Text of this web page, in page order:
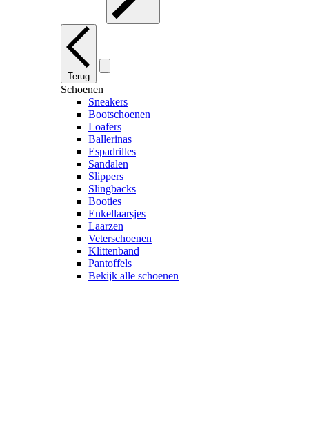
Terug
Schoenen
Sneakers
Bootschoenen
Loafers
Ballerinas
Espadrilles
Sandalen
Slippers
Slingbacks
Booties
Enkellaarsjes
Laarzen
Veterschoenen
Klittenband
Pantoffels
Bekijk alle schoenen